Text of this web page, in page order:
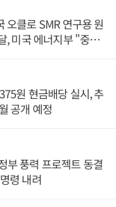
오클로 SMR 연구용 원
, 미국 에너지부 "중요
원 현금배당 실시, 추
공개 예정
부 풍력 프로젝트 동결
령 내려